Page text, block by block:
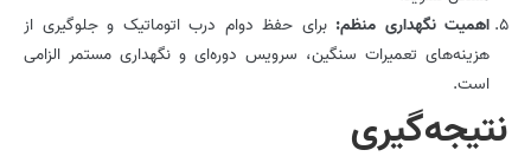
اهمیت نگهداری منظم: برای حفظ دوام درب اتوماتیک و جلوگیری از
هزینه‌های تعمیرات سنگین، سرویس دوره‌ای و نگهداری مستمر الزامی
است.
نتیجه‌گیری